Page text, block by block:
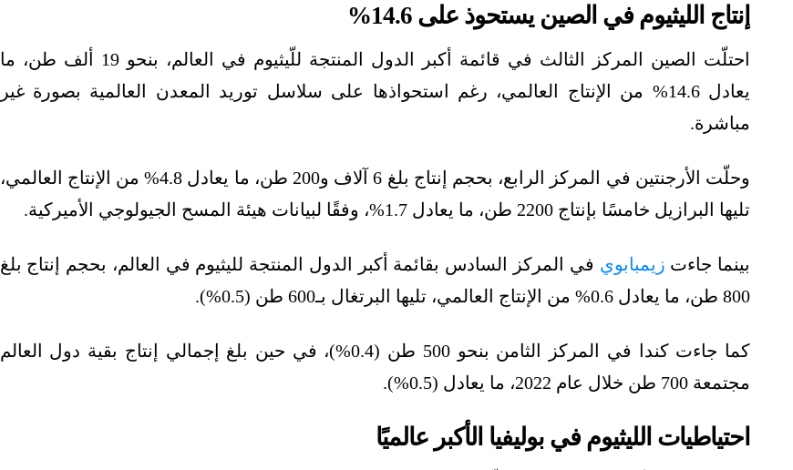
إنتاج الليثيوم في الصين يستحوذ على 14.6%
احتلّت الصين المركز الثالث في قائمة أكبر الدول المنتجة للّيثيوم في العالم، بنحو 19 ألف طن، ما
يعادل 14.6% من الإنتاج العالمي، رغم استحواذها على سلاسل توريد المعدن العالمية بصورة غير
مباشرة.
وحلّت الأرجنتين في المركز الرابع، بحجم إنتاج بلغ 6 آلاف و200 طن، ما يعادل 4.8% من الإنتاج العالمي،
تليها البرازيل خامسًا بإنتاج 2200 طن، ما يعادل 1.7%، وفقًا لبيانات هيئة المسح الجيولوجي الأميركية.
بينما جاءت زيمبابوي في المركز السادس بقائمة أكبر الدول المنتجة لليثيوم في العالم، بحجم إنتاج بلغ
800 طن، ما يعادل 0.6% من الإنتاج العالمي، تليها البرتغال بـ600 طن (0.5%).
كما جاءت كندا في المركز الثامن بنحو 500 طن (0.4%)، في حين بلغ إجمالي إنتاج بقية دول العالم
مجتمعة 700 طن خلال عام 2022، ما يعادل (0.5%).
احتياطيات الليثيوم في بوليفيا الأكبر عالميًا